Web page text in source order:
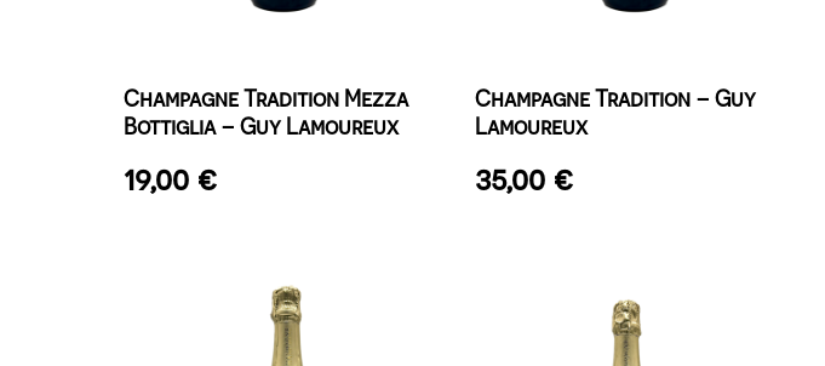
Champagne Tradition Mezza
Bottiglia – Guy Lamoureux
19,00 €
Champagne Tradition – Guy
Lamoureux
35,00 €